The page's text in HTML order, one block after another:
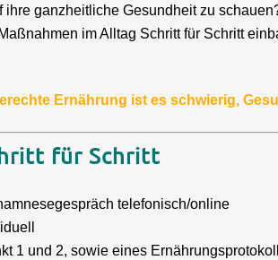
ihre ganzheitliche Gesundheit zu
im Alltag Schritt für Schritt
Ernährung ist es schwierig,
für Schritt
telefonisch/online
1 und 2, sowie eines